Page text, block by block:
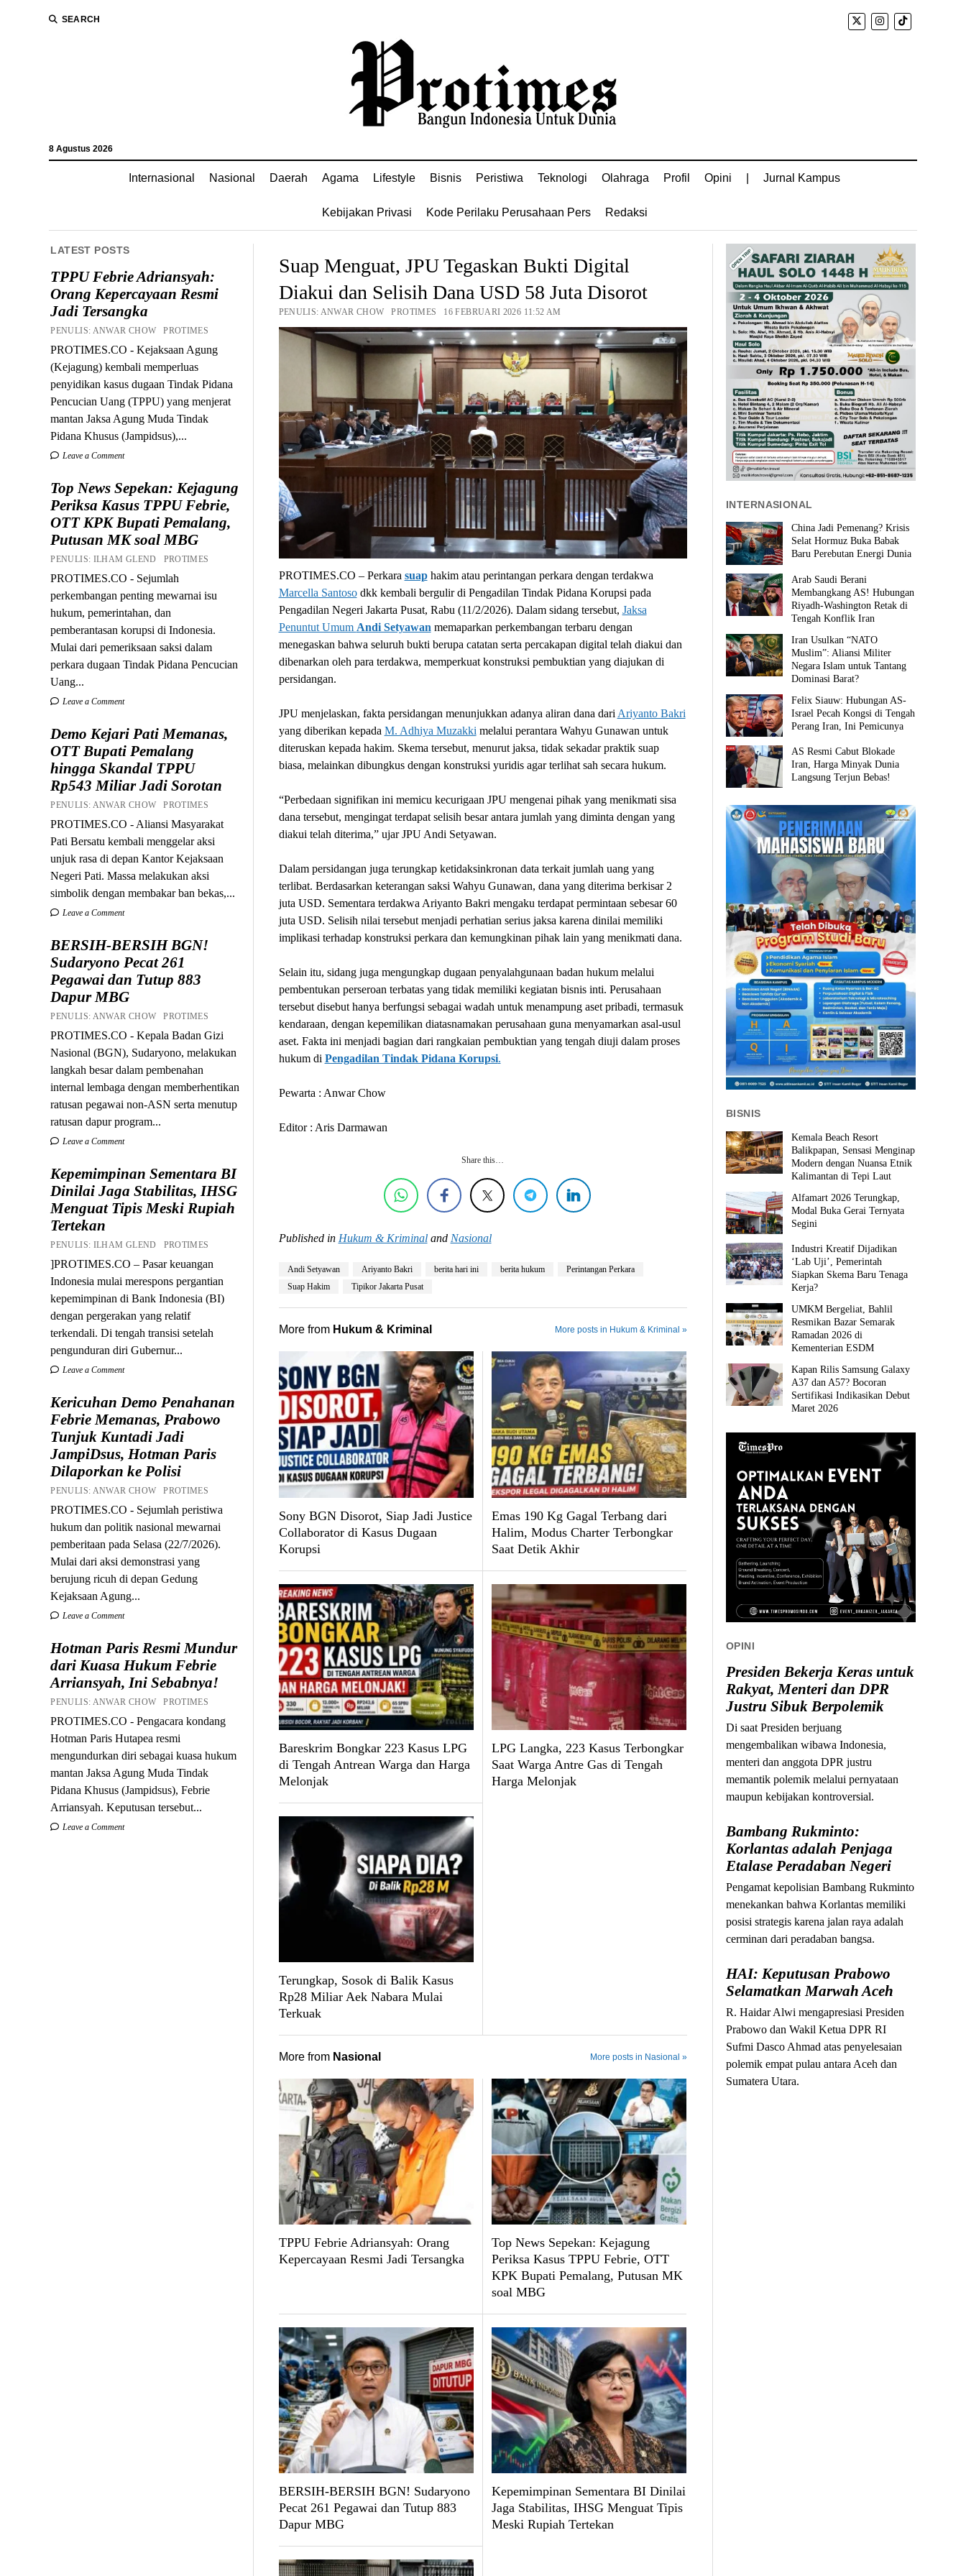
SEARCH
8 Agustus 2026
Internasional Nasional Daerah Agama Lifestyle Bisnis Peristiwa Teknologi Olahraga Profil Opini Jurnal Kampus
Kebijakan Privasi Kode Perilaku Perusahaan Pers Redaksi
LATEST POSTS
TPPU Febrie Adriansyah:
Orang Kepercayaan Resmi
Jadi Tersangka
PENULIS: ANWAR CHOW PROTIMES
PROTIMES.CO - Kejaksaan Agung
(Kejagung) kembali memperluas
penyidikan kasus dugaan Tindak Pidana
Pencucian Uang (TPPU) yang menjerat
mantan Jaksa Agung Muda Tindak
Pidana Khusus (Jampidsus),...
Leave a Comment
Top News Sepekan: Kejagung
Periksa Kasus TPPU Febrie,
OTT KPK Bupati Pemalang,
Putusan MK soal MBG
PENULIS: ILHAM GLEND PROTIMES
PROTIMES.CO - Sejumlah
perkembangan penting mewarnai isu
hukum, pemerintahan, dan
pemberantasan korupsi di Indonesia.
Mulai dari pemeriksaan saksi dalam
perkara dugaan Tindak Pidana Pencucian
Uang...
Leave a Comment
Demo Kejari Pati Memanas,
OTT Bupati Pemalang
hingga Skandal TPPU
Rp543 Miliar Jadi Sorotan
PENULIS: ANWAR CHOW PROTIMES
PROTIMES.CO - Aliansi Masyarakat
Pati Bersatu kembali menggelar aksi
unjuk rasa di depan Kantor Kejaksaan
Negeri Pati. Massa melakukan aksi
simbolik dengan membakar ban bekas,...
Leave a Comment
BERSIH-BERSIH BGN!
Sudaryono Pecat 261
Pegawai dan Tutup 883
Dapur MBG
PENULIS: ANWAR CHOW PROTIMES
PROTIMES.CO - Kepala Badan Gizi
Nasional (BGN), Sudaryono, melakukan
langkah besar dalam pembenahan
internal lembaga dengan memberhentikan
ratusan pegawai non-ASN serta menutup
ratusan dapur program...
Leave a Comment
Kepemimpinan Sementara BI
Dinilai Jaga Stabilitas, IHSG
Menguat Tipis Meski Rupiah
Tertekan
PENULIS: ILHAM GLEND PROTIMES
]PROTIMES.CO – Pasar keuangan
Indonesia mulai merespons pergantian
kepemimpinan di Bank Indonesia (BI)
dengan pergerakan yang relatif
terkendali. Di tengah transisi setelah
pengunduran diri Gubernur...
Leave a Comment
Kericuhan Demo Penahanan
Febrie Memanas, Prabowo
Tunjuk Kuntadi Jadi
JampiDsus, Hotman Paris
Dilaporkan ke Polisi
PENULIS: ANWAR CHOW PROTIMES
PROTIMES.CO - Sejumlah peristiwa
hukum dan politik nasional mewarnai
pemberitaan pada Selasa (22/7/2026).
Mulai dari aksi demonstrasi yang
berujung ricuh di depan Gedung
Kejaksaan Agung...
Leave a Comment
Hotman Paris Resmi Mundur
dari Kuasa Hukum Febrie
Arriansyah, Ini Sebabnya!
PENULIS: ANWAR CHOW PROTIMES
PROTIMES.CO - Pengacara kondang
Hotman Paris Hutapea resmi
mengundurkan diri sebagai kuasa hukum
mantan Jaksa Agung Muda Tindak
Pidana Khusus (Jampidsus), Febrie
Arriansyah. Keputusan tersebut...
Leave a Comment
Suap Menguat, JPU Tegaskan Bukti Digital
Diakui dan Selisih Dana USD 58 Juta Disorot
PENULIS: ANWAR CHOW PROTIMES 16 FEBRUARI 2026 11:52 AM
PROTIMES.CO – Perkara suaphakim atau perintangan perkara dengan terdakwa
Marcella Santosodkk kembali bergulir di Pengadilan Tindak Pidana Korupsi pada
Pengadilan Negeri Jakarta Pusat, Rabu (11/2/2026). Dalam sidang tersebut, Jaksa
Penuntut Umum Andi Setyawanmemaparkan perkembangan terbaru dengan
menegaskan bahwa seluruh bukti berupa catatan serta percakapan digital telah diakui dan
dibenarkan oleh para terdakwa, memperkuat konstruksi pembuktian yang diajukan di
persidangan.
JPU menjelaskan, fakta persidangan menunjukkan adanya aliran dana dariAriyanto Bakri
yang diberikan kepada M. Adhiya Muzakkimelalui perantara Wahyu Gunawan untuk
diteruskan kepada hakim. Skema tersebut, menurut jaksa, tidak sekadar praktik suap
biasa, melainkan dibungkus dengan konstruksi yuridis agar terlihat sah secara hukum.
“Perbedaan signifikan ini memicu kecurigaan JPU mengenai pihak yang menikmati sisa
dana tersebut, mengingat terdapat selisih besar antara jumlah yang diminta dengan yang
diakui telah diterima,” ujar JPU Andi Setyawan.
Dalam persidangan juga terungkap ketidaksinkronan data terkait jumlah uang yang
terlibat. Berdasarkan keterangan saksi Wahyu Gunawan, dana yang diterima berkisar 2
juta USD. Sementara terdakwa Ariyanto Bakri mengaku terdapat permintaan sebesar 60
juta USD. Selisih nilai tersebut menjadi perhatian serius jaksa karena dinilai memiliki
implikasi terhadap konstruksi perkara dan kemungkinan pihak lain yang menikmati dana.
Selain itu, sidang juga mengungkap dugaan penyalahgunaan badan hukum melalui
pembentukan perseroan terbatas yang tidak memiliki kegiatan bisnis inti. Perusahaan
tersebut disebut hanya berfungsi sebagai wadah untuk menampung aset pribadi, termasuk
kendaraan, dengan kepemilikan diatasnamakan perusahaan guna menyamarkan asal-usul
aset. Fakta ini menjadi bagian dari rangkaian pembuktian yang tengah diuji dalam proses
hukum di Pengadilan Tindak Pidana Korupsi.
Pewarta : Anwar Chow
Editor : Aris Darmawan
Share this…
Published in Hukum & Kriminaland Nasional
Andi Setyawan Ariyanto Bakri berita hari ini berita hukum
Perintangan Perkara
Suap Hakim
Tipikor Jakarta Pusat
More from Hukum & Kriminal More posts in Hukum & Kriminal »
Sony BGN Disorot, Siap Jadi Justice
Collaborator di Kasus Dugaan
Korupsi
Emas 190 Kg Gagal Terbang dari
Halim, Modus Charter Terbongkar
Saat Detik Akhir
Bareskrim Bongkar 223 Kasus LPG
di Tengah Antrean Warga dan Harga
Melonjak
LPG Langka, 223 Kasus Terbongkar
Saat Warga Antre Gas di Tengah
Harga Melonjak
Terungkap, Sosok di Balik Kasus
Rp28 Miliar Aek Nabara Mulai
Terkuak
More from Nasional More posts in Nasional »
TPPU Febrie Adriansyah: Orang
Kepercayaan Resmi Jadi Tersangka
Top News Sepekan: Kejagung
Periksa Kasus TPPU Febrie, OTT
KPK Bupati Pemalang, Putusan MK
soal MBG
BERSIH-BERSIH BGN! Sudaryono
Pecat 261 Pegawai dan Tutup 883
Dapur MBG
Kepemimpinan Sementara BI Dinilai
Jaga Stabilitas, IHSG Menguat Tipis
Meski Rupiah Tertekan
INTERNASIONAL
China Jadi Pemenang? Krisis
Selat Hormuz Buka Babak
Baru Perebutan Energi Dunia
Arab Saudi Berani
Membangkang AS! Hubungan
Riyadh-Washington Retak di
Tengah Konflik Iran
Iran Usulkan “NATO
Muslim”: Aliansi Militer
Negara Islam untuk Tantang
Dominasi Barat?
Felix Siauw: Hubungan AS-
Israel Pecah Kongsi di Tengah
Perang Iran, Ini Pemicunya
AS Resmi Cabut Blokade
Iran, Harga Minyak Dunia
Langsung Terjun Bebas!
BISNIS
Kemala Beach Resort
Balikpapan, Sensasi Menginap
Modern dengan Nuansa Etnik
Kalimantan di Tepi Laut
Alfamart 2026 Terungkap,
Modal Buka Gerai Ternyata
Segini
Industri Kreatif Dijadikan
‘Lab Uji’, Pemerintah
Siapkan Skema Baru Tenaga
Kerja?
UMKM Bergeliat, Bahlil
Resmikan Bazar Semarak
Ramadan 2026 di
Kementerian ESDM
Kapan Rilis Samsung Galaxy
A37 dan A57? Bocoran
Sertifikasi Indikasikan Debut
Maret 2026
OPINI
Presiden Bekerja Keras untuk
Rakyat, Menteri dan DPR
Justru Sibuk Berpolemik
Di saat Presiden berjuang
mengembalikan wibawa Indonesia,
menteri dan anggota DPR justru
memantik polemik melalui pernyataan
maupun kebijakan kontroversial.
Bambang Rukminto:
Korlantas adalah Penjaga
Etalase Peradaban Negeri
Pengamat kepolisian Bambang Rukminto
menekankan bahwa Korlantas memiliki
posisi strategis karena jalan raya adalah
cerminan dari peradaban bangsa.
HAI: Keputusan Prabowo
Selamatkan Marwah Aceh
R. Haidar Alwi mengapresiasi Presiden
Prabowo dan Wakil Ketua DPR RI
Sufmi Dasco Ahmad atas penyelesaian
polemik empat pulau antara Aceh dan
Sumatera Utara.